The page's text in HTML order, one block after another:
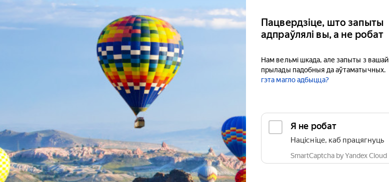
Пацвердзіце, што запыты
адпраўлялі вы, а не робат
Нам вельмі шкада, але запыты з вашай
прылады падобныя да аўтаматычных.
гэта магло адбыцца?
Я не робат
Націсніце, каб працягнуць
SmartCaptcha by Yandex Cloud